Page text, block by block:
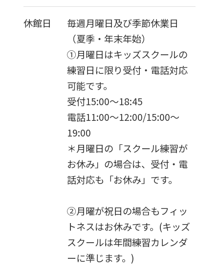
休館日
毎週月曜日及び季節休業日
（夏季・年末年始）
①月曜日はキッズスクールの
練習日に限り受付・電話対応
可能です。
受付15:00～18:45
電話11:00～12:00/15:00～
19:00
＊月曜日の「スクール練習が
お休み」の場合は、受付・電
話対応も「お休み」です。
②月曜が祝日の場合もフィッ
トネスはお休みです。(キッズ
スクールは年間練習カレンダ
ーに準じます。)
from
the
original
content.
We
that
you
understand
this
before
the
service.
Automatic